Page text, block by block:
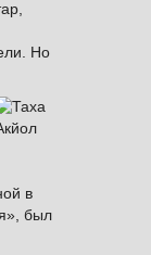
Но
в
был